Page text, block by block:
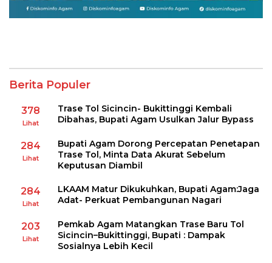
Berita Populer
378
Lihat
Trase Tol Sicincin- Bukittinggi Kembali
Dibahas, Bupati Agam Usulkan Jalur Bypass
284
Lihat
Bupati Agam Dorong Percepatan Penetapan
Trase Tol, Minta Data Akurat Sebelum
Keputusan Diambil
284
Lihat
LKAAM Matur Dikukuhkan, Bupati Agam:Jaga
Adat- Perkuat Pembangunan Nagari
203
Lihat
Pemkab Agam Matangkan Trase Baru Tol
Sicincin–Bukittinggi, Bupati : Dampak
Sosialnya Lebih Kecil